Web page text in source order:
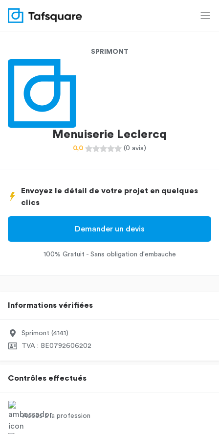
SPRIMONT
Menuiserie Leclercq
0,0 (0 avis)
Envoyez le détail de votre projet en quelques
clics
Demander un devis
100% Gratuit - Sans obligation d'embauche
Informations vérifiées
Sprimont (4141)
TVA : BE0792606202
Contrôles effectués
Accès à la profession